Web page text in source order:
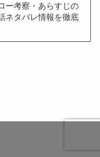
ー考察・あらすじの
ネタバレ情報を徹底